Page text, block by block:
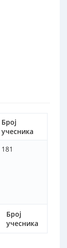
Број
учесника
Број
учесника
181